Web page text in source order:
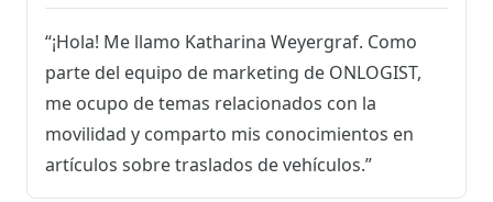
“¡Hola! Me llamo Katharina Weyergraf. Como
parte del equipo de marketing de ONLOGIST,
me ocupo de temas relacionados con la
movilidad y comparto mis conocimientos en
artículos sobre traslados de vehículos.”